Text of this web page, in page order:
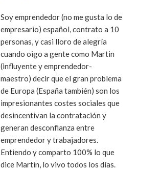
Soy emprendedor (no me gusta lo de
empresario) español, contrato a 10
personas, y casi lloro de alegría
cuando oigo a gente como Martin
(influyente y emprendedor-
maestro) decir que el gran problema
de Europa (España también) son los
impresionantes costes sociales que
desincentivan la contratación y
generan desconfianza entre
emprendedor y trabajadores.
Entiendo y comparto 100% lo que
dice Martin, lo vivo todos los días.